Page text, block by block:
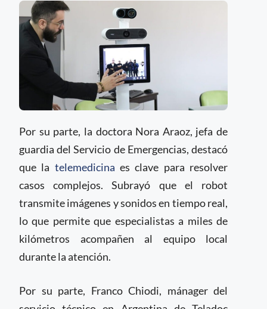
Por su parte, la doctora Nora Araoz, jefa de
guardia del Servicio de Emergencias, destacó
que la telemedicina es clave para resolver
casos complejos. Subrayó que el robot
transmite imágenes y sonidos en tiempo real,
lo que permite que especialistas a miles de
kilómetros acompañen al equipo local
durante la atención.
Por su parte, Franco Chiodi, mánager del